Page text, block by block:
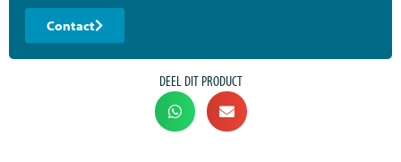
Contact
DEEL DIT PRODUCT